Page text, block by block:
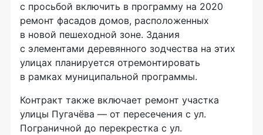
с просьбой включить в программу на 2020
ремонт фасадов домов, расположенных
в новой пешеходной зоне. Здания
с элементами деревянного зодчества на этих
улицах планируется отремонтировать
в рамках муниципальной программы.
Контракт также включает ремонт участка
улицы Пугачёва — от пересечения с ул.
Пограничной до перекрестка с ул.